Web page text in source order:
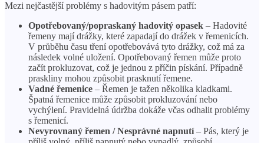
Mezi nejčastější problémy s hadovitým pásem patří:
Opotřebovaný/popraskaný hadovitý opasek – Hadovité
řemeny mají drážky, které zapadají do drážek v řemenicích.
V průběhu času tření opotřebovává tyto drážky, což má za
následek volné uložení. Opotřebovaný řemen může proto
začít prokluzovat, což je jednou z příčin pískání. Případně
praskliny mohou způsobit prasknutí řemene.
Vadné řemenice – Řemen je tažen několika kladkami.
Špatná řemenice může způsobit prokluzování nebo
vychýlení. Pravidelná údržba dokáže včas odhalit problémy
s řemenicí.
Nevyrovnaný řemen / Nesprávné napnutí– Pás, který je